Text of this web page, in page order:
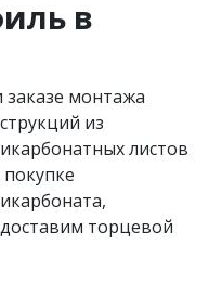
в
заказе монтажа
из
листов
торцевой